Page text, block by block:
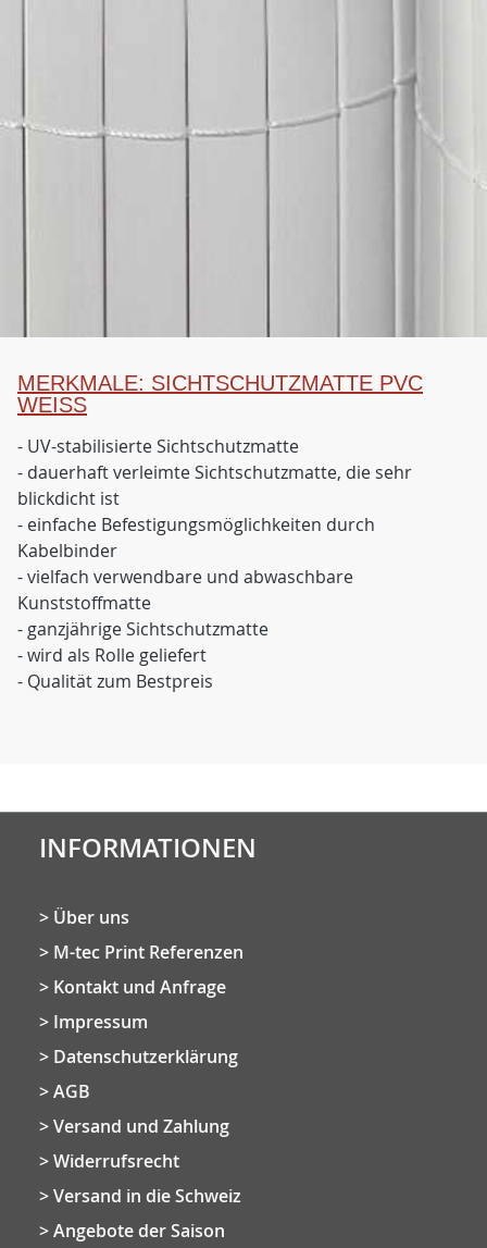
MERKMALE: SICHTSCHUTZMATTE PVC
WEISS
- UV-stabilisierte Sichtschutzmatte
- dauerhaft verleimte Sichtschutzmatte, die sehr
blickdicht ist
- einfache Befestigungsmöglichkeiten durch
Kabelbinder
- vielfach verwendbare und abwaschbare
Kunststoffmatte
- ganzjährige Sichtschutzmatte
- wird als Rolle geliefert
- Qualität zum Bestpreis
INFORMATIONEN
Über uns
M-tec Print Referenzen
Kontakt und Anfrage
Impressum
Datenschutzerklärung
AGB
Versand und Zahlung
Widerrufsrecht
Versand in die Schweiz
Angebote der Saison